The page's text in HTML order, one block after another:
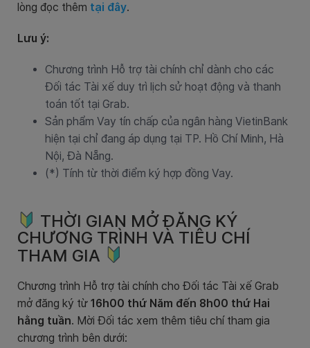
lòng đọc thêm tại đây.
Lưu ý:
Chương trình Hỗ trợ tài chính chỉ dành cho các
Đối tác Tài xế duy trì lịch sử hoạt động và thanh
toán tốt tại Grab.
Sản phẩm Vay tín chấp của ngân hàng VietinBank
hiện tại chỉ đang áp dụng tại TP. Hồ Chí Minh, Hà
Nội, Đà Nẵng.
(*) Tính từ thời điểm ký hợp đồng Vay.
THỜI GIAN MỞ ĐĂNG KÝ
CHƯƠNG TRÌNH VÀ TIÊU CHÍ
THAM GIA
Chương trình Hỗ trợ tài chính cho Đối tác Tài xế Grab
mở đăng ký từ 16h00 thứ Năm đến 8h00 thứ Hai
hằng tuần. Mời Đối tác xem thêm tiêu chí tham gia
chương trình bên dưới: